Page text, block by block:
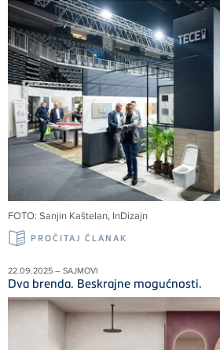
FOTO: Sanjin Kaštelan, InDizajn
PROČITAJ ČLANAK
22.09.2025 – SAJMOVI
Dva brenda. Beskrajne mogućnosti.